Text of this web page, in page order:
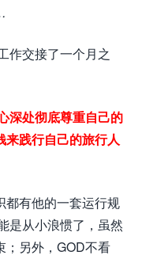
作交接了一个月之
深处彻底尊重自己的
来践行自己的旅行人
都有他的一套运行规
是从小浪惯了，虽然
；另外，GOD不看